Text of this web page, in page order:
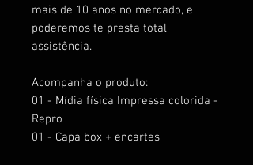
mais de 10 anos no mercado, e
poderemos te presta total
assistência.
Acompanha o produto:
01 - Mídia física Impressa colorida -
Repro
01 - Capa box + encartes